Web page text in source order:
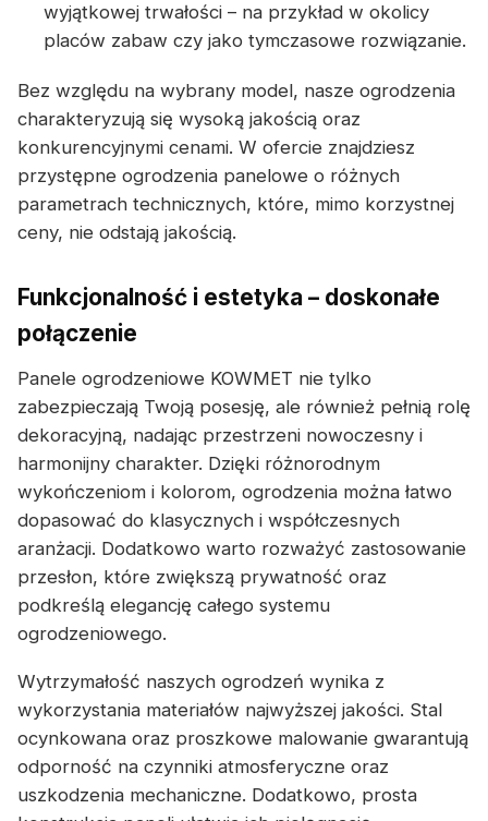
wyjątkowej trwałości – na przykład w okolicy
placów zabaw czy jako tymczasowe rozwiązanie.
Bez względu na wybrany model, nasze ogrodzenia
charakteryzują się wysoką jakością oraz
konkurencyjnymi cenami. W ofercie znajdziesz
przystępne ogrodzenia panelowe o różnych
parametrach technicznych, które, mimo korzystnej
ceny, nie odstają jakością.
Funkcjonalność i estetyka – doskonałe
połączenie
Panele ogrodzeniowe KOWMET nie tylko
zabezpieczają Twoją posesję, ale również pełnią rolę
dekoracyjną, nadając przestrzeni nowoczesny i
harmonijny charakter. Dzięki różnorodnym
wykończeniom i kolorom, ogrodzenia można łatwo
dopasować do klasycznych i współczesnych
aranżacji. Dodatkowo warto rozważyć zastosowanie
przesłon, które zwiększą prywatność oraz
podkreślą elegancję całego systemu
ogrodzeniowego.
Wytrzymałość naszych ogrodzeń wynika z
wykorzystania materiałów najwyższej jakości. Stal
ocynkowana oraz proszkowe malowanie gwarantują
odporność na czynniki atmosferyczne oraz
uszkodzenia mechaniczne. Dodatkowo, prosta